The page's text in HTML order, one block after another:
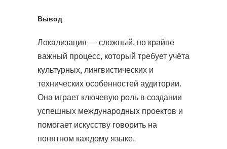
Вывод
Локализация — сложный, но крайне
важный процесс, который требует учёта
культурных, лингвистических и
технических особенностей аудитории.
Она играет ключевую роль в создании
успешных международных проектов и
помогает искусству говорить на
понятном каждому языке.